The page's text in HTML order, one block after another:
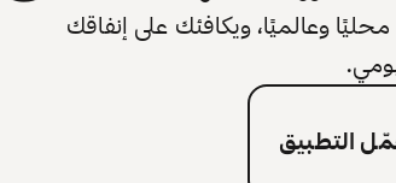
وعالميًا، ويكافئك على إنفاقك
التطبيق